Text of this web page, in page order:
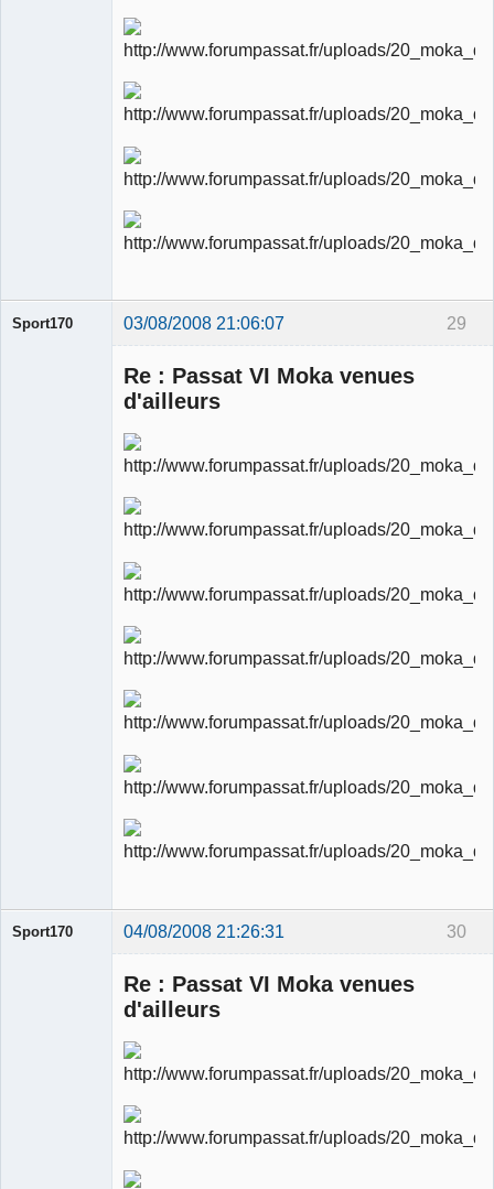
29
Sport170 03/08/2008 21:06:07
Re : Passat VI Moka venues
d'ailleurs
30
Sport170 04/08/2008 21:26:31
Re : Passat VI Moka venues
d'ailleurs